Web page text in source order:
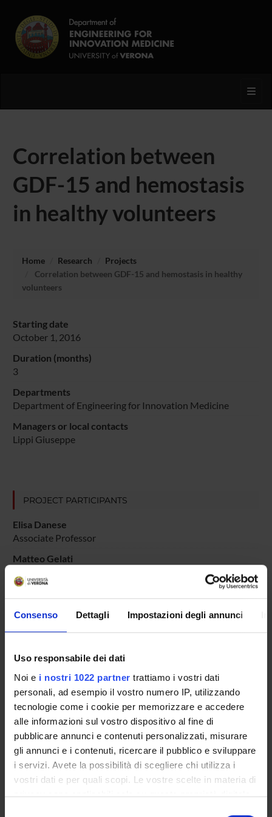
Consenso Dettagli Impostazioni degli annunci
Uso responsabile dei dati
Noi e i nostri 1022 partner trattiamo i vostri dati
personali, ad esempio il vostro numero IP, utilizzando
tecnologie come i cookie per memorizzare e accedere
alle informazioni sul vostro dispositivo al fine di
pubblicare annunci e contenuti personalizzati, misurare
gli annunci e i contenuti, ricercare il pubblico e sviluppare
i servizi. Avete la possibilità di scegliere chi utilizza i
vostri dati e per quali scopi. Le vostre scelte in materia di
privacy sono applicabili solo su questa proprietà digitale
Correlation between
GDF-15 and hemostasis
in healthy volunteers
Home Research
Projects
Correlation between GDF-15 and hemostasis in healthy
volunteers
Starting date
October 1, 2016
Duration (months)
3
Departments
Department of Engineering for Innovation Medicine
Managers or local contacts
Lippi Giuseppe
PROJECT PARTICIPANTS
Elisa Danese
Associate Professor
Matteo Gelati
Martina Montagnana
Gian Luca Salvagno
Full Professor
RESEARCH AREAS INVOLVED IN THE PROJECT
Biochemical Research Methods (DBT)
Biochemical Research Methods (DSVR)